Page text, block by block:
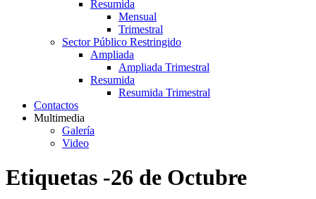
Resumida
Mensual
Trimestral
Sector Público Restringido
Ampliada
Ampliada Trimestral
Resumida
Resumida Trimestral
Contactos
Multimedia
Galería
Video
Etiquetas -26 de Octubre